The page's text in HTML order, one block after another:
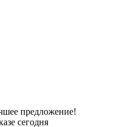
предложение!
сегодня